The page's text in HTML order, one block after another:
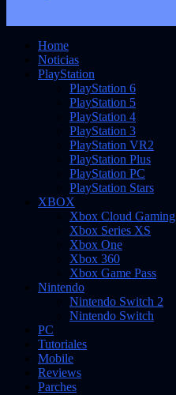
Home
Noticias
PlayStation
PlayStation 6
PlayStation 5
PlayStation 4
PlayStation 3
PlayStation VR2
PlayStation Plus
PlayStation PC
PlayStation Stars
XBOX
Xbox Cloud Gaming
Xbox Series XS
Xbox One
Xbox 360
Xbox Game Pass
Nintendo
Nintendo Switch 2
Nintendo Switch
PC
Tutoriales
Mobile
Reviews
Parches